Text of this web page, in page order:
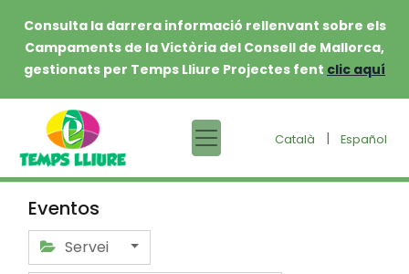
Consulta la darrera informació rellenvant sobre els
Campaments de la Victòria del Consell de Mallorca,
gestionats per Temps Lliure Projectes fent clic aquí
Català | Español
Eventos
Servei